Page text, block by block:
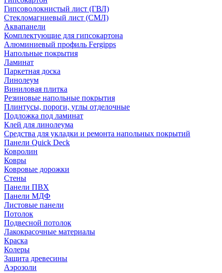
Гипсоволокнистый лист (ГВЛ)
Стекломагниевый лист (СМЛ)
Аквапанели
Комплектующие для гипсокартона
Алюминиевый профиль Fergipps
Напольные покрытия
Ламинат
Паркетная доска
Линолеум
Виниловая плитка
Резиновые напольные покрытия
Плинтусы, пороги, углы отделочные
Подложка под ламинат
Клей для линолеума
Средства для укладки и ремонта напольных покрытий
Панели Quick Deck
Ковролин
Ковры
Ковровые дорожки
Стены
Панели ПВХ
Панели МДФ
Листовые панели
Потолок
Подвесной потолок
Лакокрасочные материалы
Краска
Колеры
Защита древесины
Аэрозоли